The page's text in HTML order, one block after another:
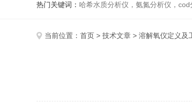
热门关键词： 哈希水质分析仪，氨氮分析仪，
当前位置： 首页 > 技术文章 > 溶解氧仪定义及